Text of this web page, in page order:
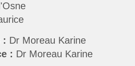
: Dr Moreau Karine
: Dr Moreau Karine